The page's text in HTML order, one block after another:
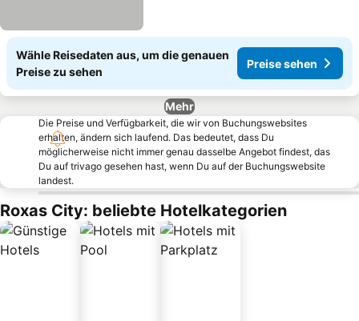
Wähle Reisedaten aus, um die genauen
Preise zu sehen
Preise sehen
Mehr
Die Preise und Verfügbarkeit, die wir von Buchungswebsites
erhalten, ändern sich laufend. Das bedeutet, dass Du
möglicherweise nicht immer genau dasselbe Angebot findest, das
Du auf trivago gesehen hast, wenn Du auf der Buchungswebsite
landest.
Roxas City: beliebte Hotelkategorien